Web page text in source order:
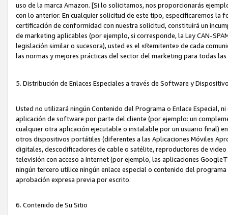
uso de la marca Amazon. [Si lo solicitamos, nos proporcionarás
con lo anterior. En cualquier solicitud de este tipo, especificaremos
certificación de conformidad con nuestra solicitud, constituirá un
de marketing aplicables (por ejemplo, si corresponde, la Ley CAN-
legislación similar o sucesora), usted es el «Remitente» de cada
las normas y mejores prácticas del sector del marketing para todas
5. Distribución de Enlaces Especiales a través de Software y
Usted no utilizará ningún Contenido del Programa o Enlace Especial,
aplicación de software por parte del cliente (por ejemplo: un
cualquier otra aplicación ejecutable o instalable por un usuario final)
otros dispositivos portátiles (diferentes a las Aplicaciones Móviles
digitales, descodificadores de cable o satélite, reproductores de
televisión con acceso a Internet (por ejemplo, las aplicaciones
ningún tercero utilice ningún enlace especial o contenido del
aprobación expresa previa por escrito.
6. Contenido de Su Sitio